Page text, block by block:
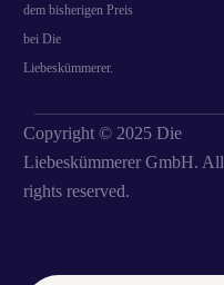
dem bisherigen Preis
bei Die
Liebeskümmerer.
Copyright © 2025 Die
Liebeskümmerer GmbH. All
rights reserved.